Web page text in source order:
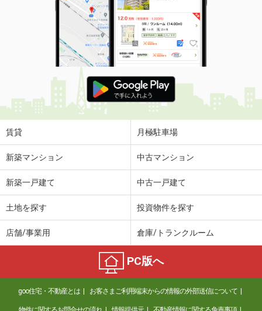
賃貸 月極駐車場
新築マンション 中古マンション
新築一戸建て 中古一戸建て
土地を探す 投資物件を探す
店舗/事業用 倉庫/トランクルーム
PC版へ
goo住宅・不動産とは お客さまご利用端末からの情報の外部送信について